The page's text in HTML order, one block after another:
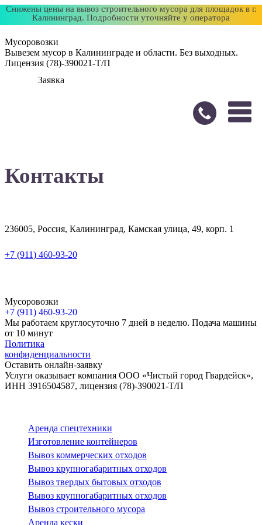
Снижены цены на вывоз строительного мусора для площадок в г.
Калининград. Подробности уточняйте у оператора
Мусоровозки
Вывезем мусор в Калининграде и области. Без выходных.
Лицензия (78)-390021-Т/П
Заявка
Контакты
236005, Россия, Калининград, Камская улица, 49, корп. 1
+7 (911) 460-93-20
Мусоровозки
+7 (911) 460-93-20
Мы работаем круглосуточно 7 дней в неделю. Подача машины
от 10 минут
Политика
конфиденциальности
Оставить онлайн-заявку
Услуги оказывает компания ООО «Чистый город Гвардейск»,
ИНН 3916504587, лицензия (78)-390021-Т/П
Аренда спецтехники
Изготовление контейнеров
Вывоз коммерческих отходов
Вывоз крупногабаритных отходов
Вывоз твердых бытовых отходов
Вывоз крупногабаритных отходов
Вывоз строительного мусора
Аренда кески